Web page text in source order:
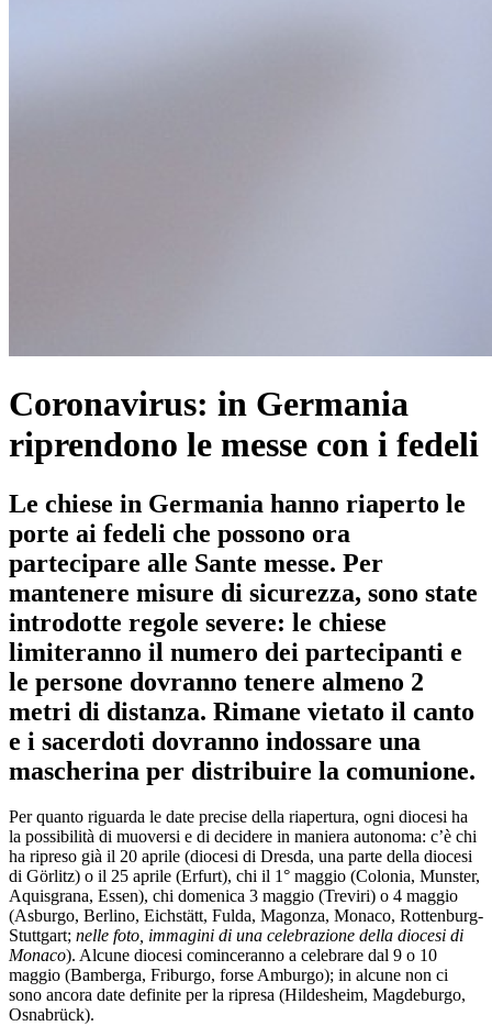
Coronavirus: in Germania
riprendono le messe con i fedeli
Le chiese in Germania hanno riaperto le
porte ai fedeli che possono ora
partecipare alle Sante messe. Per
mantenere misure di sicurezza, sono state
introdotte regole severe: le chiese
limiteranno il numero dei partecipanti e
le persone dovranno tenere almeno 2
metri di distanza. Rimane vietato il canto
e i sacerdoti dovranno indossare una
mascherina per distribuire la comunione.
Per quanto riguarda le date precise della riapertura, ogni diocesi ha
la possibilità di muoversi e di decidere in maniera autonoma: c’è chi
ha ripreso già il 20 aprile (diocesi di Dresda, una parte della diocesi
di Görlitz) o il 25 aprile (Erfurt), chi il 1° maggio (Colonia, Munster,
Aquisgrana, Essen), chi domenica 3 maggio (Treviri) o 4 maggio
(Asburgo, Berlino, Eichstätt, Fulda, Magonza, Monaco, Rottenburg-
Stuttgart; nelle foto, immagini di una celebrazione della diocesi di
Monaco). Alcune diocesi cominceranno a celebrare dal 9 o 10
maggio (Bamberga, Friburgo, forse Amburgo); in alcune non ci
sono ancora date definite per la ripresa (Hildesheim, Magdeburgo,
Osnabrück).